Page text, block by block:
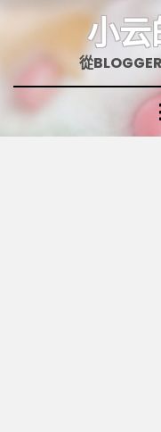
小云
從